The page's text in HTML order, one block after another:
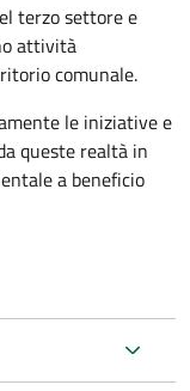
terzo settore e
attività
comunale.
le iniziative e
queste realtà in
a beneficio